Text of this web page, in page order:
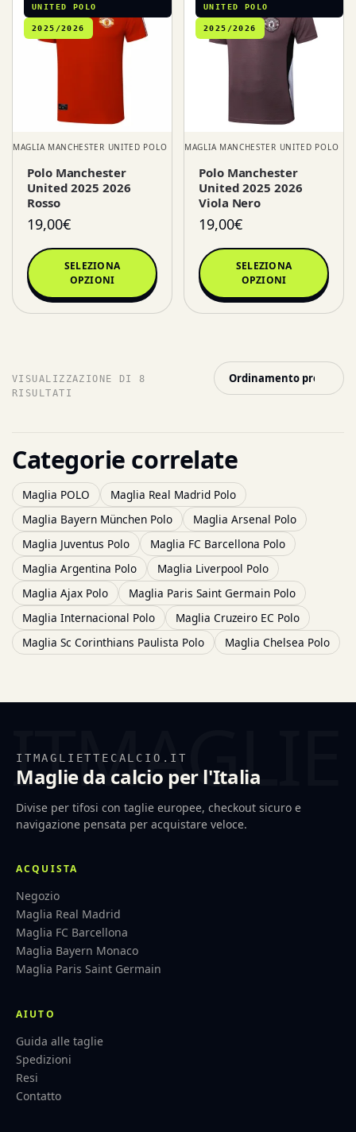
UNITED POLO
2025/2026
MAGLIA MANCHESTER UNITED POLO
Polo Manchester
United 2025 2026
Rosso
19,00€
SELEZIONA
OPZIONI
UNITED POLO
2025/2026
MAGLIA MANCHESTER UNITED POLO
Polo Manchester
United 2025 2026
Viola Nero
19,00€
SELEZIONA
OPZIONI
VISUALIZZAZIONE DI 8
RISULTATI
Categorie correlate
Maglia POLO
Maglia Real Madrid Polo
Maglia Bayern München Polo
Maglia Arsenal Polo
Maglia Juventus Polo
Maglia FC Barcellona Polo
Maglia Argentina Polo
Maglia Liverpool Polo
Maglia Ajax Polo
Maglia Paris Saint Germain Polo
Maglia Internacional Polo
Maglia Cruzeiro EC Polo
Maglia Sc Corinthians Paulista Polo
Maglia Chelsea Polo
ITMAGLIETTECALCIO.IT
Maglie da calcio per l'Italia
Divise per tifosi con taglie europee, checkout sicuro e
navigazione pensata per acquistare veloce.
ACQUISTA
Negozio
Maglia Real Madrid
Maglia FC Barcellona
Maglia Bayern Monaco
Maglia Paris Saint Germain
AIUTO
Guida alle taglie
Spedizioni
Resi
Contatto